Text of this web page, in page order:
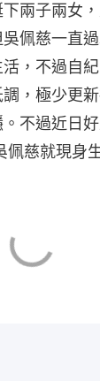
兩子兩女
佩慈一直
，不過自
，極少更
不過近日
慈就現身